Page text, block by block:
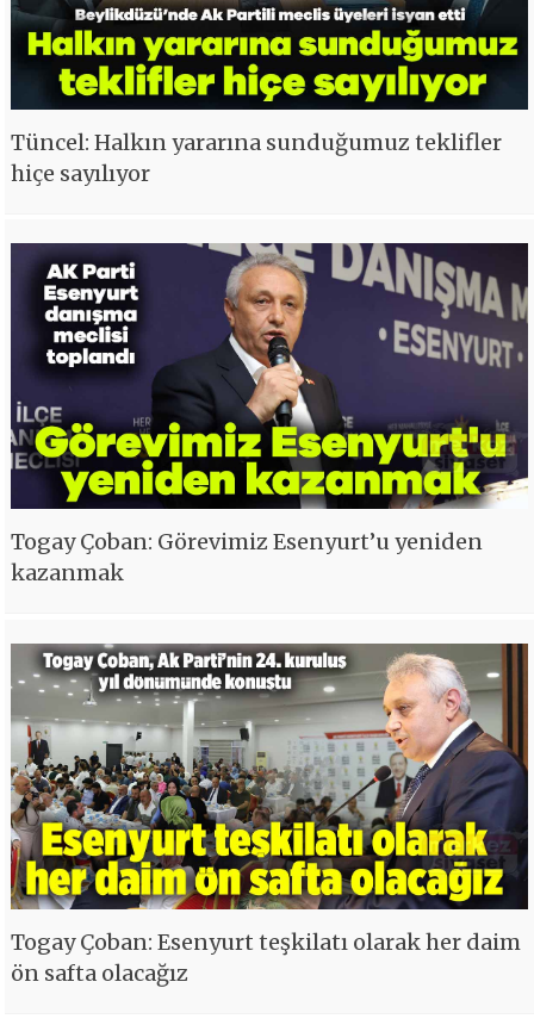
Tüncel: Halkın yararına sunduğumuz teklifler
hiçe sayılıyor
Togay Çoban: Görevimiz Esenyurt’u yeniden
kazanmak
Togay Çoban: Esenyurt teşkilatı olarak her daim
ön safta olacağız